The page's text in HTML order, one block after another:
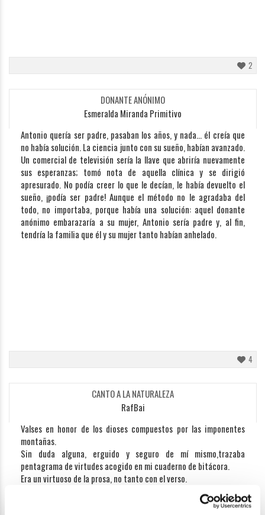
2
DONANTE ANÓNIMO
Esmeralda Miranda Primitivo
Antonio quería ser padre, pasaban los años, y nada... él creía que
no había solución. La ciencia junto con su sueño, habían avanzado.
Un comercial de televisión sería la llave que abriría nuevamente
sus esperanzas; tomó nota de aquella clínica y se dirigió
apresurado. No podía creer lo que le decían, le había devuelto el
sueño, ¡podía ser padre! Aunque el método no le agradaba del
todo, no importaba, porque había una solución: aquel donante
anónimo embarazaría a su mujer, Antonio sería padre y, al fin,
tendría la familia que él y su mujer tanto habían anhelado.
4
CANTO A LA NATURALEZA
RafBai
Valses en honor de los dioses compuestos por las imponentes
montañas.
Sin duda alguna, erguido y seguro de mí mismo,trazaba
pentagrama de virtudes acogido en mi cuaderno de bitácora.
Era un virtuoso de la prosa, no tanto con el verso.
Así, embriagado con un soplo de vasta inspiración, recogía la
divina retórica producida por el gorjeo de los ocultos cantarines,